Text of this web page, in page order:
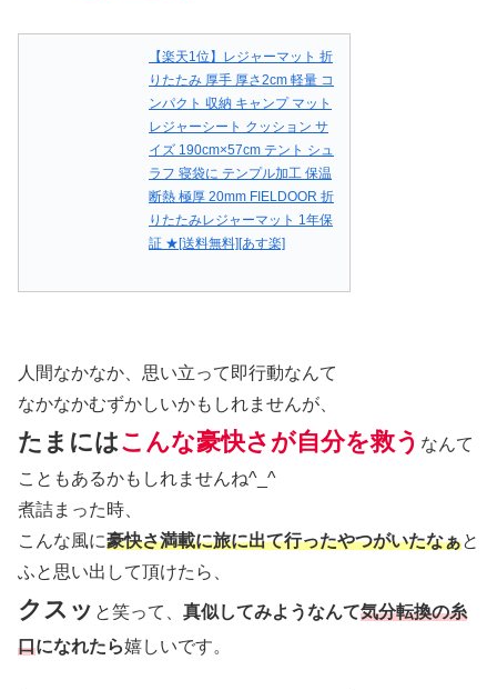
【楽天1位】レジャーマット 折
りたたみ 厚手 厚さ2cm 軽量 コ
ンパクト 収納 キャンプ マット
レジャーシート クッション サ
イズ 190cm×57cm テント シュ
ラフ 寝袋に テンプル加工 保温
断熱 極厚 20mm FIELDOOR 折
りたたみレジャーマット 1年保
証 ★[送料無料][あす楽]
人間なかなか、思い立って即行動なんて
なかなかむずかしいかもしれませんが、
たまにはこんな豪快さが自分を救う なんて
こともあるかもしれませんね^_^
煮詰まった時、
こんな風に豪快さ満載に旅に出て行ったやつがいたなぁと
ふと思い出して頂けたら、
クスッ と笑って、 真似してみようなんて気分転換の糸
口になれたら嬉しいです。